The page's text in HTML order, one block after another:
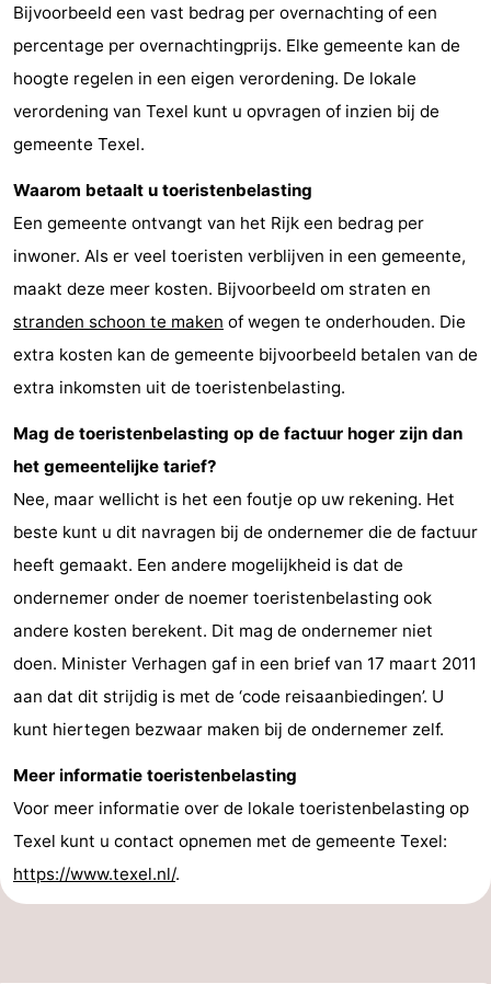
Schiermonnikoog
-
Ameland
Terschelling
-
Vlieland
Noord-
Holland
-
Natuur
Schoorlse
Duinen
-
Bergen
aan
Zee
-
Bergen
-
Alkmaar
-
Egmond
aan
Zee
-
Noordhollands
duinreservaat
-
Wijk
aan
Zee
-
Natuur
Zuid-
Kennermerland
-
Amsterdam
-
Haarlem
-
Contact
Bijvoorbeeld een vast bedrag per overnachting of een
percentage per overnachtingprijs. Elke gemeente kan de
hoogte regelen in een eigen verordening. De lokale
verordening van Texel kunt u opvragen of inzien bij de
gemeente Texel.
Waarom betaalt u toeristenbelasting
Een gemeente ontvangt van het Rijk een bedrag per
inwoner. Als er veel toeristen verblijven in een gemeente,
maakt deze meer kosten. Bijvoorbeeld om straten en
stranden schoon te maken of wegen te onderhouden. Die
extra kosten kan de gemeente bijvoorbeeld betalen van de
extra inkomsten uit de toeristenbelasting.
Mag de toeristenbelasting op de factuur hoger zijn dan
het gemeentelijke tarief?
Nee, maar wellicht is het een foutje op uw rekening. Het
beste kunt u dit navragen bij de ondernemer die de factuur
heeft gemaakt. Een andere mogelijkheid is dat de
ondernemer onder de noemer toeristenbelasting ook
andere kosten berekent. Dit mag de ondernemer niet
doen. Minister Verhagen gaf in een brief van 17 maart 2011
aan dat dit strijdig is met de ‘code reisaanbiedingen’. U
kunt hiertegen bezwaar maken bij de ondernemer zelf.
Meer informatie toeristenbelasting
Voor meer informatie over de lokale toeristenbelasting op
Texel kunt u contact opnemen met de gemeente Texel:
https://www.texel.nl/.